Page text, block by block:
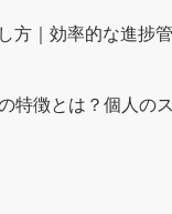
方｜効率的な進捗
特徴とは？個人の